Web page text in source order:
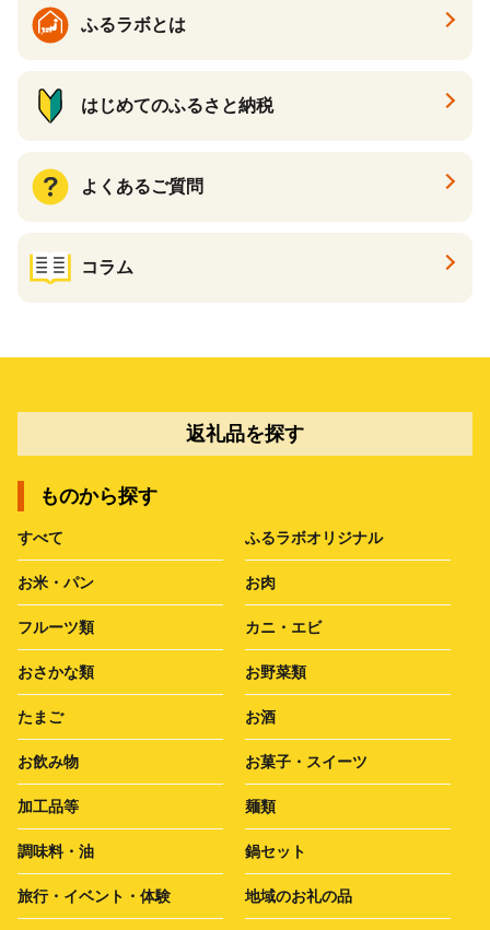
ふるラボとは
はじめてのふるさと納税
よくあるご質問
コラム
返礼品を探す
ものから探す
すべて ふるラボオリジナル
お米・パン お肉
フルーツ類 カニ・エビ
おさかな類 お野菜類
たまご お酒
お飲み物 お菓子・スイーツ
加工品等 麺類
調味料・油 鍋セット
旅行・イベント・体験 地域のお礼の品